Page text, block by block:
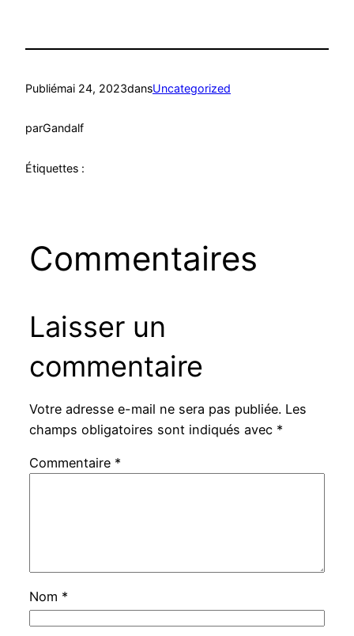
Publiémai 24, 2023dansUncategorized
parGandalf
Étiquettes :
Commentaires
Laisser un
commentaire
Votre adresse e-mail ne sera pas publiée. Les
champs obligatoires sont indiqués avec *
Commentaire *
Nom *